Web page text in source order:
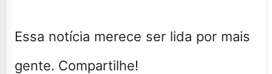
Essa notícia merece ser lida por mais
gente. Compartilhe!